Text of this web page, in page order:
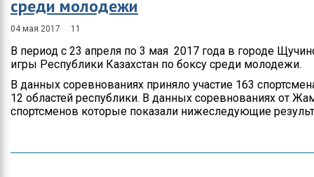
среди молодежи
04 мая 2017 11
В период с 23 апреля по 3 мая 2017 года в городе
игры Республики Казахстан по боксу среди молодежи.
В данных соревнованиях приняло участие 163
12 областей республики. В данных соревнованиях от
спортсменов которые показали нижеследующие